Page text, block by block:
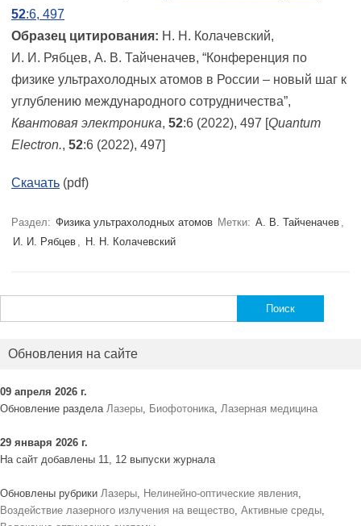
52:6, 497
Образец цитирования: Н. Н. Колачевский,
И. И. Рябцев, А. В. Тайченачев, “Конференция по
физике ультрахолодных атомов в России – новый шаг к
углублению международного сотрудничества”,
Квантовая электроника, 52:6 (2022), 497 [Quantum
Electron., 52:6 (2022), 497]
Скачать (pdf)
Раздел: Физика ультрахолодных атомов Метки: А. В. Тайченачев ,
И. И. Рябцев , Н. Н. Колачевский
Обновления на сайте
09 апреля 2026 г.
Обновление раздела Лазеры, Биофотоника, Лазерная медицина
29 января 2026 г.
На сайт добавлены 11, 12 выпуски журнала
Обновлены рубрики Лазеры, Нелинейно-оптические явления,
Воздействие лазерного излучения на вещество, Активные среды,